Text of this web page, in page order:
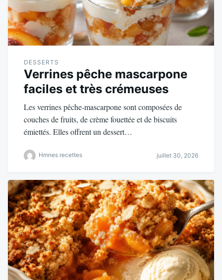
DESSERTS
Verrines pêche mascarpone
faciles et très crémeuses
Les verrines pêche-mascarpone sont composées de
couches de fruits, de crème fouettée et de biscuits
émiettés. Elles offrent un dessert…
Hmnes recettes juillet 30, 2026